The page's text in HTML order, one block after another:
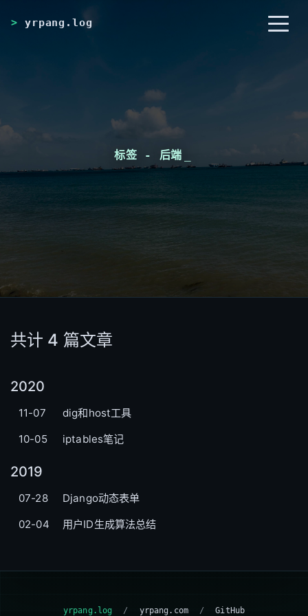
yrpang.log
RSS
搜索
标签 - 后端
共计 4 篇文章
2020
11-07
dig和host工具
10-05
iptables笔记
2019
07-28
Django动态表单
02-04
用户ID生成算法总结
yrpang.log / yrpang.com / GitHub